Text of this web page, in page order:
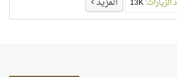
الجودة، والموثوقيّة. الوضوح: عرض
الزيارات:13K